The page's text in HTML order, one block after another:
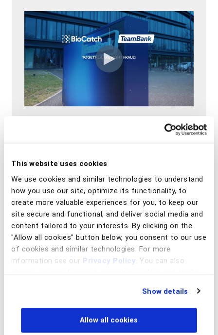
This website uses cookies
We use cookies and similar technologies to understand
how you use our site, optimize its functionality, to
create more valuable experiences for you, to keep our
site secure and functional, and deliver social media and
content tailored to your interests. By clicking on the
"Allow all cookies" button below, you consent to our use
of cookies and similar technologies. For more
information see our Privacy Policy. You can also
change your preferences regarding cookies and similar
Show details
Allow all cookies
TeamBank si affida a BioCatch per
ridurre il tasso di falsi positivi.